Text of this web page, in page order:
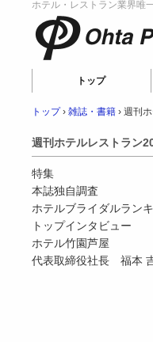
ホテル・レストラン業界唯
Ohtaトップ
トップ › 雑誌・書籍 › 週刊
週刊ホテルレストラン
特集
本誌独自調査
ホテルブライダルラン
トップインタビュー
ホテル竹園芦屋
代表取締役社長 福本